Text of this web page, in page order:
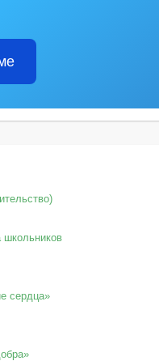
сердца»